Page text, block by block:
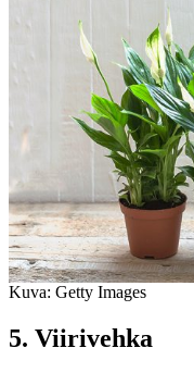
Kuva: Getty Images
5. Viirivehka